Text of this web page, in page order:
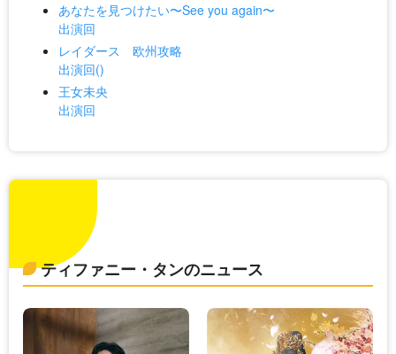
あなたを見つけたい〜See you again〜
出演回
レイダース 欧州攻略
出演回()
王女未央
出演回
ティファニー・タンのニュース